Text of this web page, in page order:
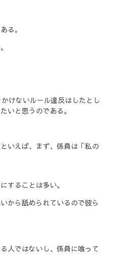
る。
けないルール違反はしたとし
いと思うのである。
いえば、まず、係員は「私の
することは多い。
から舐められているので彼ら
人ではないし、係員に喰って